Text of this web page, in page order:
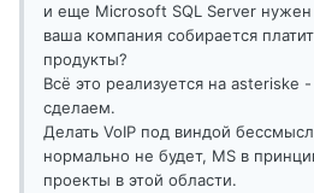
и еще Microsoft SQL Server нужен
ваша компания собирается
продукты?
Всё это реализуется на asteriske
сделаем.
Делать VoIP под виндой
нормально не будет, MS в
проекты в этой области.